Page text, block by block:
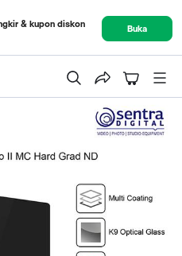
& kupon diskon
Buka